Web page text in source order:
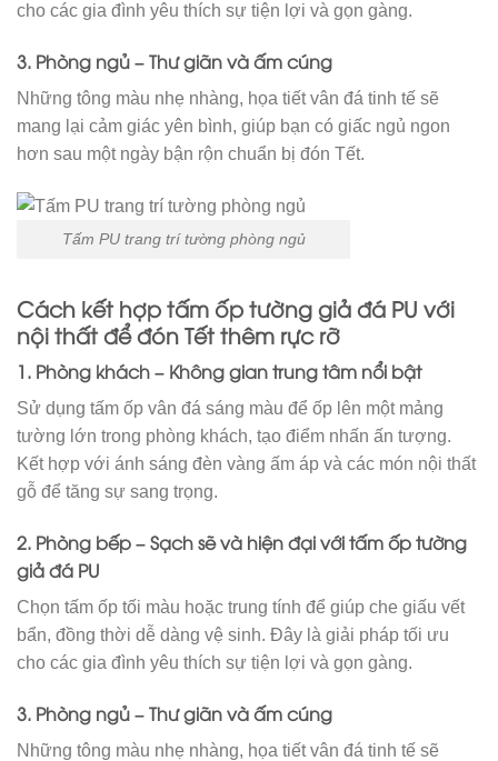
cho các gia đình yêu thích sự tiện lợi và gọn gàng.
3. Phòng ngủ – Thư giãn và ấm cúng
Những tông màu nhẹ nhàng, họa tiết vân đá tinh tế sẽ
mang lại cảm giác yên bình, giúp bạn có giấc ngủ ngon
hơn sau một ngày bận rộn chuẩn bị đón Tết.
Tấm PU trang trí tường phòng ngủ
Cách kết hợptấm ốp tường giả đá PU với
nội thất để đón Tết thêm rực rỡ
1. Phòng khách – Không gian trung tâm nổi bật
Sử dụng tấm ốp vân đá sáng màu để ốp lên một mảng
tường lớn trong phòng khách, tạo điểm nhấn ấn tượng.
Kết hợp với ánh sáng đèn vàng ấm áp và các món nội thất
gỗ để tăng sự sang trọng.
2. Phòng bếp – Sạch sẽ và hiện đại vớitấm ốp tường
giả đá PU
Chọn tấm ốp tối màu hoặc trung tính để giúp che giấu vết
bẩn, đồng thời dễ dàng vệ sinh. Đây là giải pháp tối ưu
cho các gia đình yêu thích sự tiện lợi và gọn gàng.
3. Phòng ngủ – Thư giãn và ấm cúng
Những tông màu nhẹ nhàng, họa tiết vân đá tinh tế sẽ